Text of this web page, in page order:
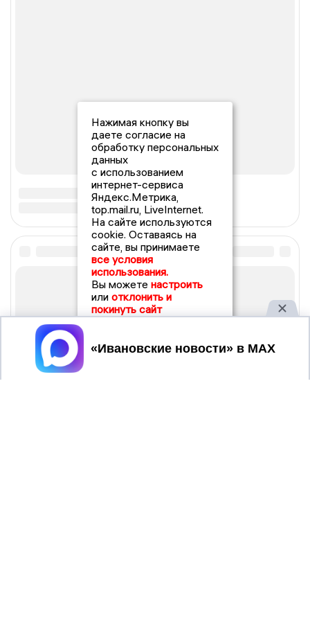
Нажимая кнопку вы
даете согласие на
обработку персональных
данных
с использованием
интернет-сервиса
Яндекс.Метрика,
top.mail.ru, LiveInternet.
На сайте используются
cookie. Оставаясь на
сайте, вы принимаете
все условия
использования.
Вы можете настроить
или отклонить и
покинуть сайт
Принять